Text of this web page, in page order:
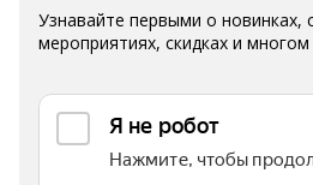
Узнавайте первыми о новинках,
мероприятиях, скидках и многом